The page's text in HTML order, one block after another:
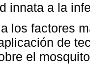
innata a la
los factores
de
el